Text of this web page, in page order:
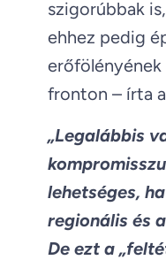
szigorúbbak
ehhez pedig
erőfölényének
fronton – írta
„Legalábbis
lehetséges,
regionális és
De ezt a